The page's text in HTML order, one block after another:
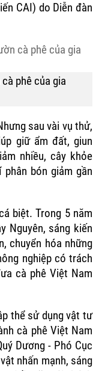
CAI) do Diễn đàn
phê của gia
sau vài vụ thử,
giữ ẩm đất, giun
nhiều, cây khỏe
bón giảm gần
biệt. Trong 5 năm
Nguyên, sáng kiến
chuyển hóa những
nghiệp có trách
cà phê Việt Nam
thể sử dụng vật tư
cà phê Việt Nam
Dương - Phó Cục
nhấn mạnh, sáng